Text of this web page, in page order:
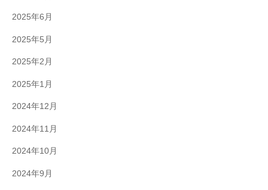
2025年6月
2025年5月
2025年2月
2025年1月
2024年12月
2024年11月
2024年10月
2024年9月